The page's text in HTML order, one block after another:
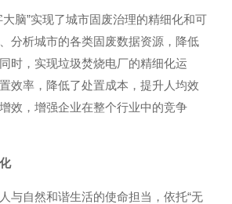
大脑”实现了城市固废治理的精细化和可
分析城市的各类固废数据资源，降低
时，实现垃圾焚烧电厂的精细化运
效率，降低了处置成本，提升人均效
效，增强企业在整个行业中的竞争
与自然和谐生活的使命担当，依托“无